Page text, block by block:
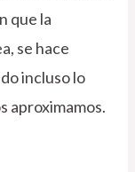
que la
se hace
incluso lo
aproximamos.